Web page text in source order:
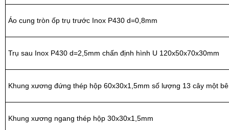
Áo cung tròn ốp trụ trước Inox P430 d=0,8mm
Trụ sau Inox P430 d=2,5mm chấn định hình U 120x50x70x30mm
Khung xương đứng thép hộp 60x30x1,5mm số lượng 13 cây một
Khung xương ngang thép hộp 30x30x1,5mm